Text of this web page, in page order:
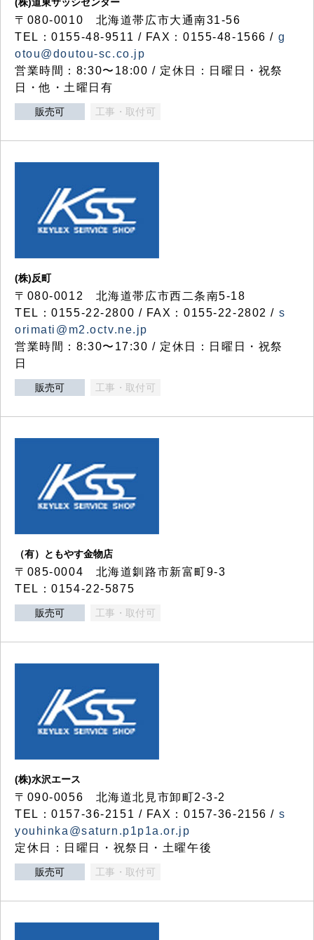
〒080-0010 北海道帯広市大通南31-56
TEL：0155-48-9511 / FAX：0155-48-1566 / g
otou@doutou-sc.co.jp
営業時間：8:30〜18:00 / 定休日：日曜日・祝祭
日・他・土曜日有
販売可 工事・取付可
(株)反町
〒080-0012 北海道帯広市西二条南5-18
TEL：0155-22-2800 / FAX：0155-22-2802 / s
orimati@m2.octv.ne.jp
営業時間：8:30〜17:30 / 定休日：日曜日・祝祭
日
販売可 工事・取付可
（有）ともやす金物店
〒085-0004 北海道釧路市新富町9-3
TEL：0154-22-5875
販売可 工事・取付可
(株)水沢エース
〒090-0056 北海道北見市卸町2-3-2
TEL：0157-36-2151 / FAX：0157-36-2156 / s
youhinka@saturn.p1p1a.or.jp
定休日：日曜日・祝祭日・土曜午後
販売可 工事・取付可